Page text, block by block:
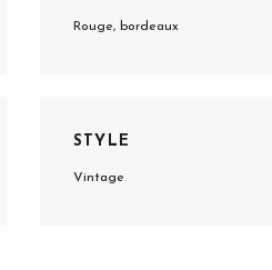
Rouge, bordeaux
STYLE
Vintage